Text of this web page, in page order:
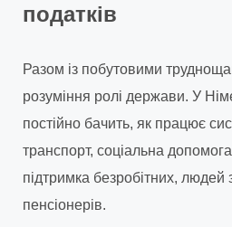
податків
Разом із побутовими
розуміння ролі держави. У
постійно бачить, як працює
транспорт, соціальна
підтримка безробітних, людей
пенсіонерів.